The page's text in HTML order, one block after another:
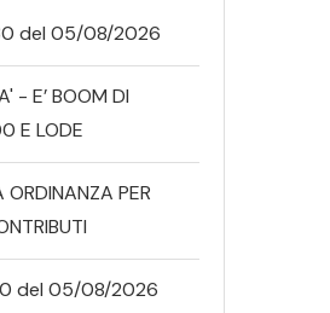
del 05/08/2026
- E’ BOOM DI
E LODE
ORDINANZA PER
del 05/08/2026